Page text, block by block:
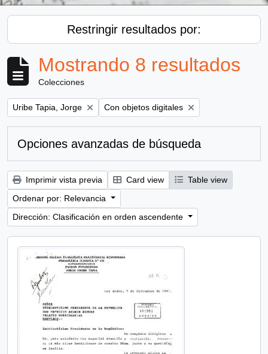
Restringir resultados por:
Mostrando 8 resultados
Colecciones
Remove filter:
Uribe Tapia, Jorge Remove filter:
Con objetos digitales
Opciones avanzadas de búsqueda
Imprimir vista previa Card view
Table view
Ordenar por: Relevancia
Dirección: Clasificación en orden ascendente